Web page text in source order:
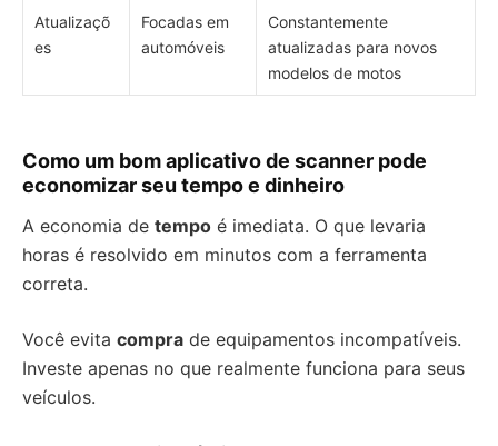
Atualizaçõ
es
Focadas em
automóveis
Constantemente
atualizadas para novos
modelos de motos
Como um bom aplicativo de scanner pode
economizar seu tempo e dinheiro
A economia de tempo é imediata. O que levaria
horas é resolvido em minutos com a ferramenta
correta.
Você evita compra de equipamentos incompatíveis.
Investe apenas no que realmente funciona para seus
veículos.